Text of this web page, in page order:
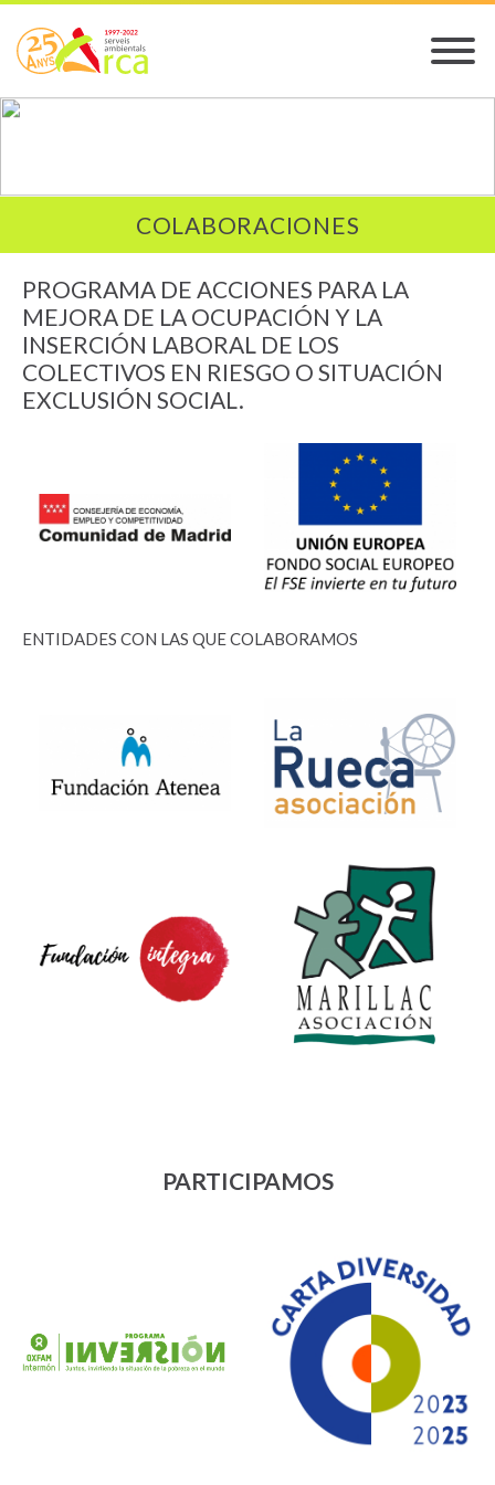
COLABORACIONES
PROGRAMA DE ACCIONES PARA LA
MEJORA DE LA OCUPACIÓN Y LA
INSERCIÓN LABORAL DE LOS
COLECTIVOS EN RIESGO O SITUACIÓN
EXCLUSIÓN SOCIAL.
ENTIDADES CON LAS QUE COLABORAMOS
PARTICIPAMOS